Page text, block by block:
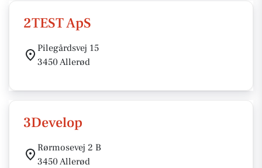
2TEST ApS
Pilegårdsvej 15
3450 Allerød
3Develop
Rørmosevej 2 B
3450 Allerød